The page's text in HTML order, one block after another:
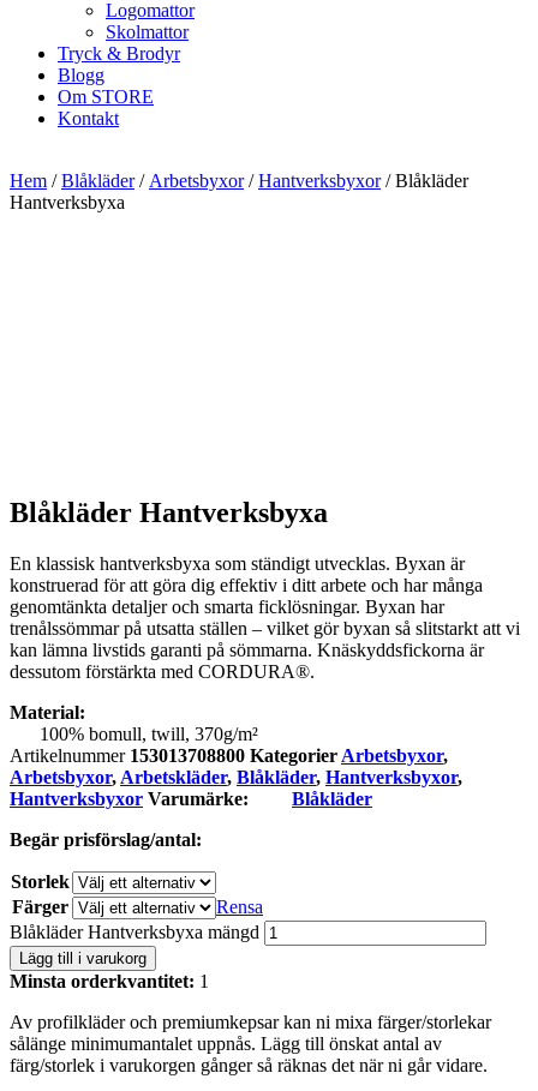
Logomattor
Skolmattor
Tryck & Brodyr
Blogg
Om STORE
Kontakt
Hem /Blåkläder/ Arbetsbyxor/Hantverksbyxor/ Blåkläder
Hantverksbyxa
Blåkläder Hantverksbyxa
En klassisk hantverksbyxa som ständigt utvecklas. Byxan är
konstruerad för att göra dig effektiv i ditt arbete och har många
genomtänkta detaljer och smarta ficklösningar. Byxan har
trenålssömmar på utsatta ställen – vilket gör byxan så slitstarkt att vi
kan lämna livstids garanti på sömmarna. Knäskyddsfickorna är
dessutom förstärkta med CORDURA®.
Material:
100% bomull, twill, 370g/m²
Artikelnummer 153013708800 Kategorier Arbetsbyxor,
Arbetsbyxor, Arbetskläder, Blåkläder, Hantverksbyxor,
Hantverksbyxor Varumärke:
Blåkläder
Begär prisförslag/antal:
Storlek
Färger
Rensa
Blåkläder Hantverksbyxa mängd
Lägg till i varukorg
Minsta orderkvantitet: 1
Av profilkläder och premiumkepsar kan ni mixa färger/storlekar
sålänge minimumantalet uppnås. Lägg till önskat antal av
färg/storlek i varukorgen gånger så räknas det när ni går vidare.